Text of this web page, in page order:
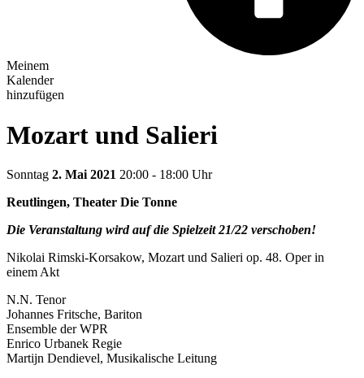
Meinem
Kalender
hinzufügen
Mozart und Salieri
Sonntag 2. Mai 2021 20:00 - 18:00 Uhr
Reutlingen, Theater Die Tonne
Die Veranstaltung wird auf die Spielzeit 21/22 verschoben!
Nikolai Rimski-Korsakow, Mozart und Salieri op. 48. Oper in
einem Akt
N.N. Tenor
Johannes Fritsche, Bariton
Ensemble der WPR
Enrico Urbanek Regie
Martijn Dendievel, Musikalische Leitung